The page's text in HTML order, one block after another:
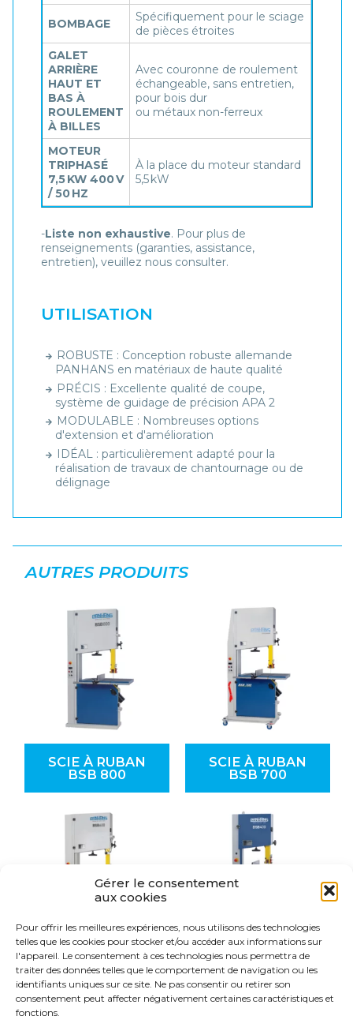
Gérer le consentement
aux cookies
Pour offrir les meilleures expériences, nous utilisons des technologies
telles que les cookies pour stocker et/ou accéder aux informations sur
l'appareil. Le consentement à ces technologies nous permettra de
traiter des données telles que le comportement de navigation ou les
identifiants uniques sur ce site. Ne pas consentir ou retirer son
consentement peut affecter négativement certaines caractéristiques et
fonctions.
BOMBAGE
Spécifiquement pour le sciage
de pièces étroites
GALET
ARRIÈRE
HAUT ET
BAS À
ROULEMENT
À BILLES
Avec couronne de roulement
échangeable, sans entretien,
pour bois dur
ou métaux non-ferreux
MOTEUR
TRIPHASÉ
7,5 KW 400 V
/ 50 HZ
À la place du moteur standard
5,5 kW
-Liste non exhaustive. Pour plus de
renseignements (garanties, assistance,
entretien), veuillez nous consulter.
UTILISATION
ROBUSTE : Conception robuste allemande
PANHANS en matériaux de haute qualité
PRÉCIS : Excellente qualité de coupe,
système de guidage de précision APA 2
MODULABLE : Nombreuses options
d'extension et d'amélioration
IDÉAL : particulièrement adapté pour la
réalisation de travaux de chantournage ou de
délignage
AUTRES PRODUITS
SCIE À RUBAN
BSB 800
SCIE À RUBAN
BSB 700
SCIE À RUBAN
BSB 600
SCIE À RUBAN
BSB 500